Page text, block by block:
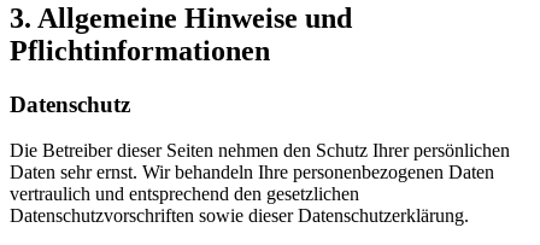
3. Allgemeine Hinweise und
Pflichtinformationen
Datenschutz
Die Betreiber dieser Seiten nehmen den Schutz Ihrer persönlichen
Daten sehr ernst. Wir behandeln Ihre personenbezogenen Daten
vertraulich und entsprechend den gesetzlichen
Datenschutzvorschriften sowie dieser Datenschutzerklärung.